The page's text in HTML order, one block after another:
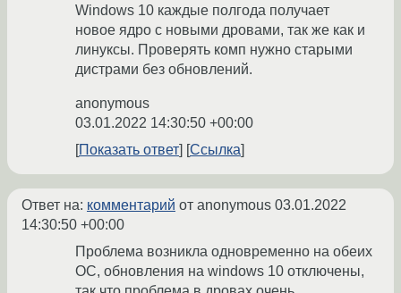
Windows 10 каждые полгода получает
новое ядро с новыми дровами, так же как и
линуксы. Проверять комп нужно старыми
дистрами без обновлений.
anonymous
03.01.2022 14:30:50 +00:00
Показать ответ
Ссылка
Ответ на: комментарий от anonymous 03.01.2022
14:30:50 +00:00
Проблема возникла одновременно на обеих
ОС, обновления на windows 10 отключены,